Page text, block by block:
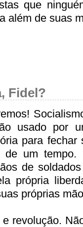
que
além de suas
Fidel?
usado por
para fechar
de um tempo.
de
própria
próprias
revolução.